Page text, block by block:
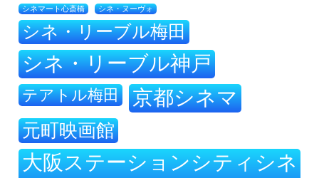
シネマート心斎橋 シネ・ヌーヴォ
シネ・リーブル梅田
シネ・リーブル神戸
テアトル梅田 京都シネマ
元町映画館
大阪ステーションシティシネ